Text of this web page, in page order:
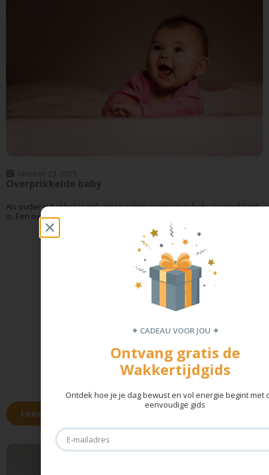
Overprikkelde baby
oktober 23, 2025
Als ouder is het belangrijk om te weten wanneer je baby overprikkeld
is. Een overprikkelde baby kan zich...
Lees verder →
✦ CADEAU VOOR JOU ✦
Ontvang gratis de
Wakkertijdgids
Ontdek hoe je je dag bewust en vol energie begint met
eenvoudige gids